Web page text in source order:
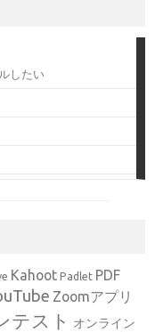
したい
Kahoot Padlet PDF
Zoomアプリ
テスト
オンライン